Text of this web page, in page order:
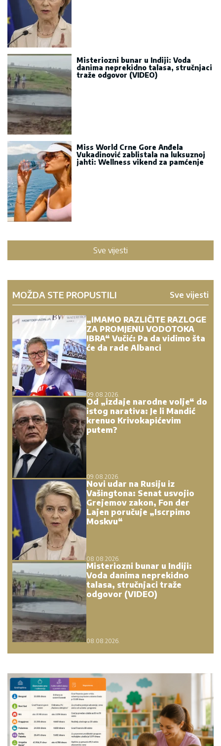
Misteriozni bunar u Indiji: Voda
danima neprekidno talasa, stručnjaci
traže odgovor (VIDEO)
Miss World Crne Gore Anđela
Vukadinović zablistala na luksuznoj
jahti: Wellness vikend za pamćenje
Sve vijesti
MOŽDA STE PROPUSTILI Sve vijesti
„IMAMO RAZLIČITE RAZLOGE
ZA PROMJENU VODOTOKA
IBRA“ Vučić: Pa da vidimo šta
će da rade Albanci
09.08.2026.
Od „izdaje narodne volje“ do
istog narativa: Je li Mandić
krenuo Krivokapićevim
putem?
09.08.2026.
Novi udar na Rusiju iz
Vašingtona: Senat usvojio
Grejemov zakon, Fon der
Lajen poručuje „Iscrpimo
Moskvu“
08.08.2026.
Misteriozni bunar u Indiji:
Voda danima neprekidno
talasa, stručnjaci traže
odgovor (VIDEO)
08.08.2026.